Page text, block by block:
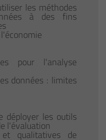
les méthodes
à des fins
pour l'analyse
données : limites
déployer les outils
l'évaluation
qualitatives de